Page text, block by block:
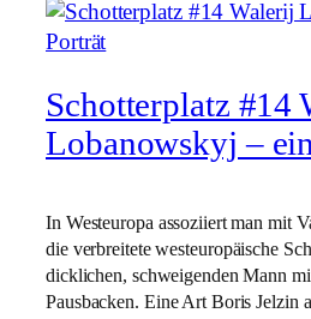
Schotterplatz #14
Lobanowskyj –
In Westeuropa assoziiert man mit
die verbreitete westeuropäische
dicklichen, schweigenden Mann
Pausbacken. Eine Art Boris Jelzin